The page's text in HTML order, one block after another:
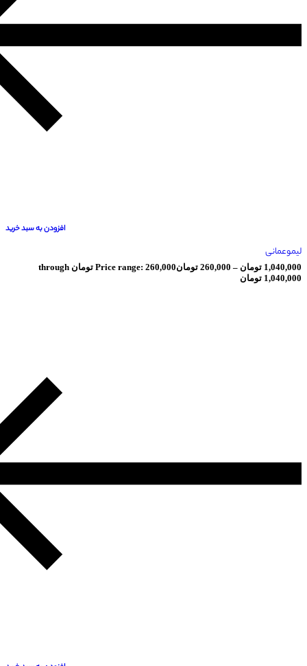
افزودن به سبد خرید
–
260,000 تومان Price range: 260,000 تومان through